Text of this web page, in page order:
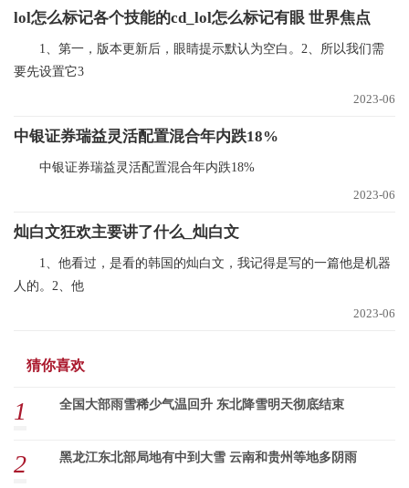
lol怎么标记各个技能的cd_lol怎么标记有眼 世界焦点
1、第一，版本更新后，眼睛提示默认为空白。2、所以我们需
要先设置它3
2023-06
中银证券瑞益灵活配置混合年内跌18%
中银证券瑞益灵活配置混合年内跌18%
2023-06
灿白文狂欢主要讲了什么_灿白文
1、他看过，是看的韩国的灿白文，我记得是写的一篇他是机器
人的。2、他
2023-06
猜你喜欢
1 全国大部雨雪稀少气温回升 东北降雪明天彻底结束
2 黑龙江东北部局地有中到大雪 云南和贵州等地多阴雨